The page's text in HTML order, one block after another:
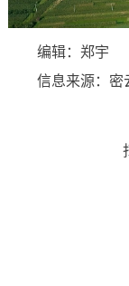
编辑：郑宇
信息来源：密